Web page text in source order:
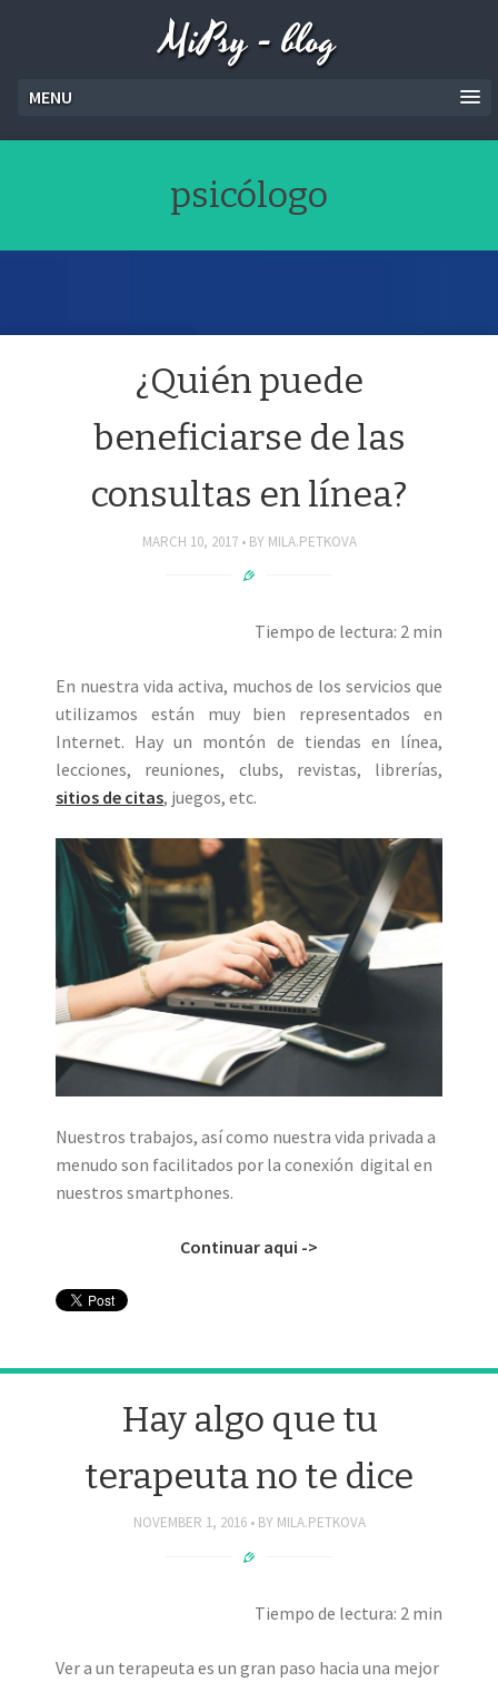
MiPsy - blog
MENU
psicólogo
¿Quién puede
beneficiarse de las
consultas en línea?
MARCH 10, 2017 BY MILA.PETKOVA
Tiempo de lectura: 2 min
En nuestra vida activa, muchos de los servicios que
utilizamos están muy bien representados en
Internet. Hay un montón de tiendas en línea,
lecciones, reuniones, clubs, revistas, librerías,
sitios de citas, juegos, etc.
Nuestros trabajos, así como nuestra vida privada a
menudo son facilitados por la conexión digital en
nuestros smartphones.
Continuar aqui ->
Hay algo que tu
terapeuta no te dice
NOVEMBER 1, 2016 BY MILA.PETKOVA
Tiempo de lectura: 2 min
Ver a un terapeuta es un gran paso hacia una mejor